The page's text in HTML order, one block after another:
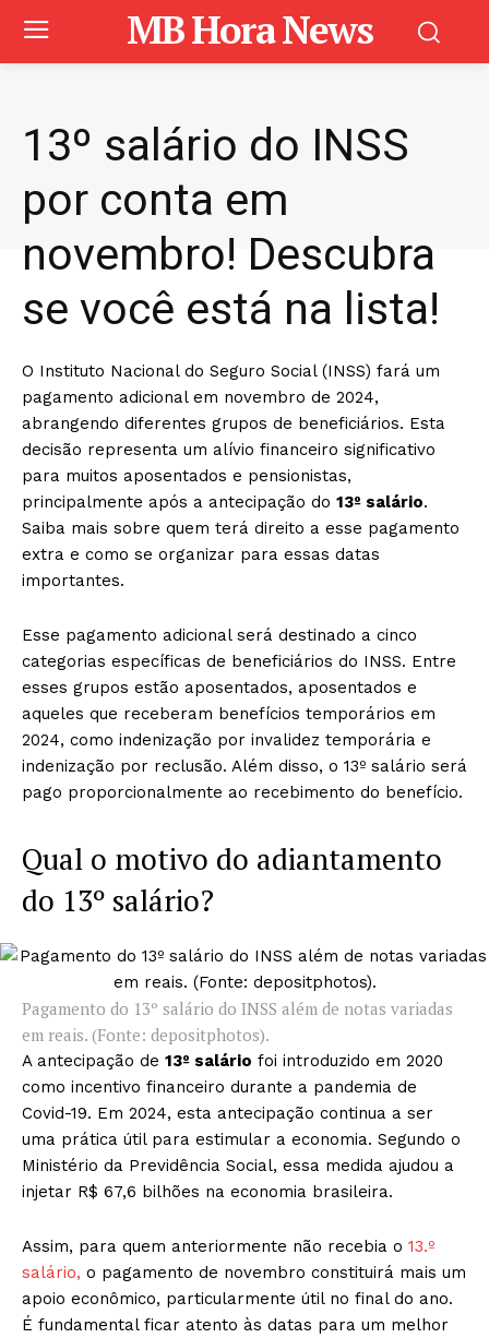
MB Hora News
13º salário do INSS
por conta em
novembro! Descubra
se você está na lista!
O Instituto Nacional do Seguro Social (INSS) fará um
pagamento adicional em novembro de 2024,
abrangendo diferentes grupos de beneficiários. Esta
decisão representa um alívio financeiro significativo
para muitos aposentados e pensionistas,
principalmente após a antecipação do 13º salário.
Saiba mais sobre quem terá direito a esse pagamento
extra e como se organizar para essas datas
importantes.
Esse pagamento adicional será destinado a cinco
categorias específicas de beneficiários do INSS. Entre
esses grupos estão aposentados, aposentados e
aqueles que receberam benefícios temporários em
2024, como indenização por invalidez temporária e
indenização por reclusão. Além disso, o 13º salário será
pago proporcionalmente ao recebimento do benefício.
Qual o motivo do adiantamento
do 13º salário?
Pagamento do 13º salário do INSS além de notas variadas
em reais. (Fonte: depositphotos).
A antecipação de 13º salário foi introduzido em 2020
como incentivo financeiro durante a pandemia de
Covid-19. Em 2024, esta antecipação continua a ser
uma prática útil para estimular a economia. Segundo o
Ministério da Previdência Social, essa medida ajudou a
injetar R$ 67,6 bilhões na economia brasileira.
Assim, para quem anteriormente não recebia o 13.º
salário, o pagamento de novembro constituirá mais um
apoio econômico, particularmente útil no final do ano.
É fundamental ficar atento às datas para um melhor